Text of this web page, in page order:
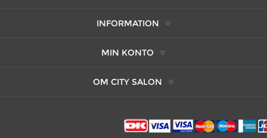
INFORMATION
MIN KONTO
OM CITY SALON